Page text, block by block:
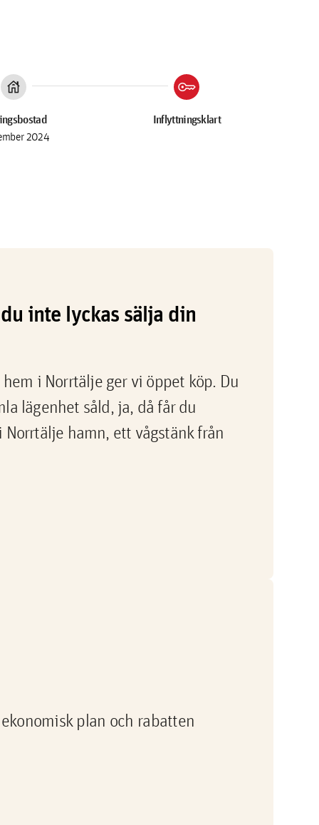
house
2024
key
Inflyttningsklart
inte lyckas sälja din
i Norrtälje ger vi öppet köp. Du
lägenhet såld, ja, då får du
hamn, ett vågstänk från
plan och rabatten